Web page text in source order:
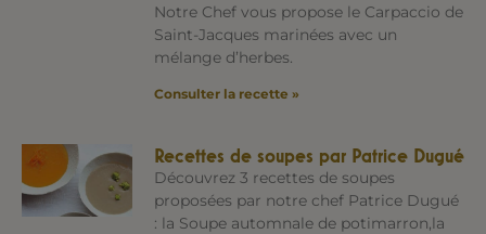
Notre Chef vous propose le Carpaccio de
Saint-Jacques marinées avec un
mélange d’herbes.
Consulter la recette »
Recettes de soupes par Patrice Dugué
Découvrez 3 recettes de soupes
proposées par notre chef Patrice Dugué
: la Soupe automnale de potimarron,la